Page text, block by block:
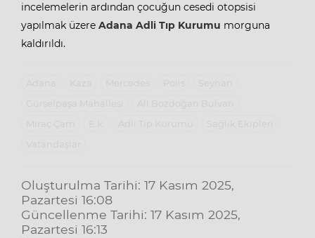
incelemelerin ardından çocuğun cesedi otopsisi
yapılmak üzere Adana Adli Tıp Kurumu morguna
kaldırıldı.
Oluşturulma Tarihi: 17 Kasım 2025,
Pazartesi 16:08
Güncellenme Tarihi: 17 Kasım 2025,
Pazartesi 16:13